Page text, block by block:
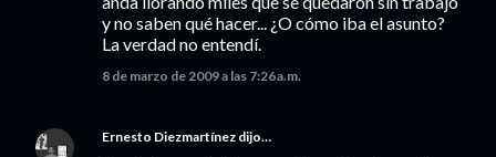
y no saben qué hacer... ¿O cómo iba el asunto?
La verdad no entendí.
8 de marzo de 2009 a las 7:26 a.m.
Ernesto Diezmartínez dijo…